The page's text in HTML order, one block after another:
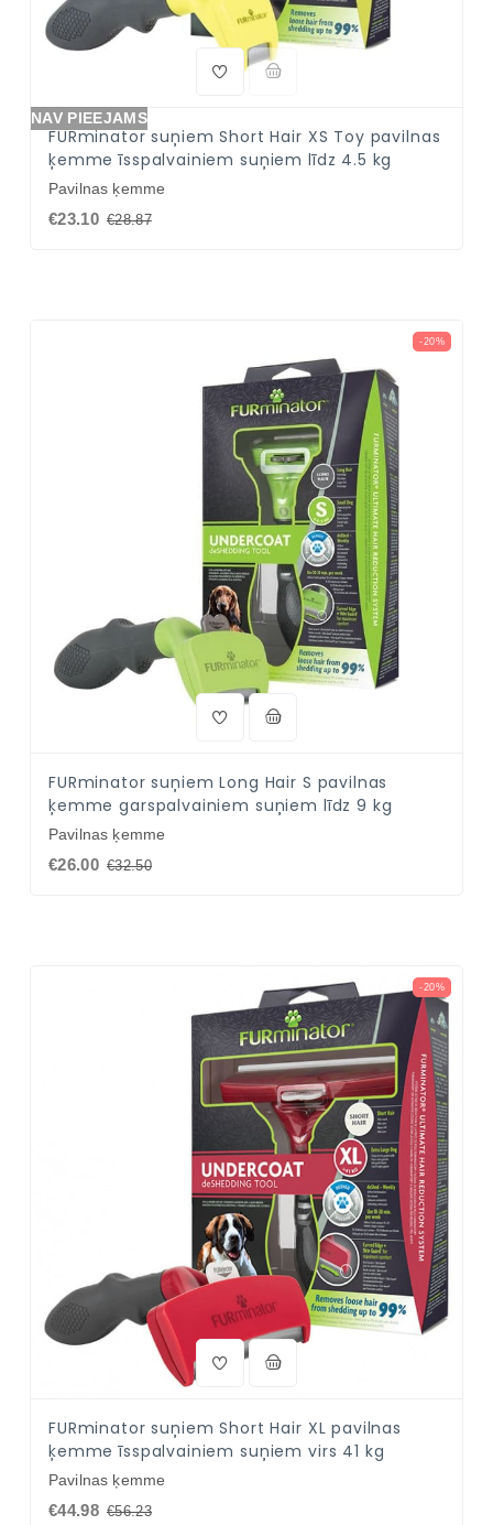
NAV PIEEJAMS
FURminator suņiem Short Hair XS Toy pavilnas
ķemme īsspalvainiem suņiem līdz 4.5 kg
Pavilnas ķemme
€23.10 €28.87
-20%
FURminator suņiem Long Hair S pavilnas
ķemme garspalvainiem suņiem līdz 9 kg
Pavilnas ķemme
€26.00 €32.50
-20%
FURminator suņiem Short Hair XL pavilnas
ķemme īsspalvainiem suņiem virs 41 kg
Pavilnas ķemme
€44.98 €56.23